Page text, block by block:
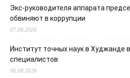
Экс-руководителя аппарата
обвиняют в коррупции
07.08.2026
Институт точных наук в Худжанде
специалистов
06.08.2026